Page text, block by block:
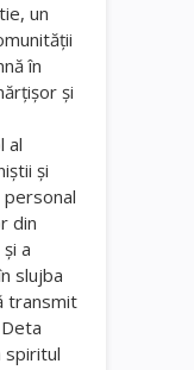
un
în
şi
al
şi
personal
din
a
slujba
transmit
spiritul